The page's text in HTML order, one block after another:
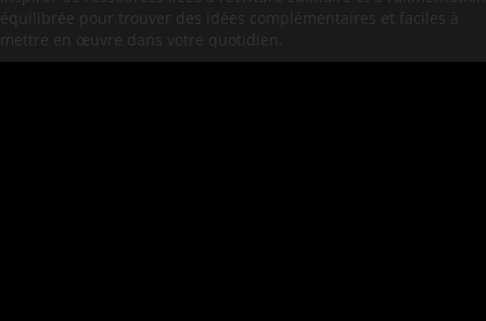
équilibrée pour trouver des idées complémentaires et faciles à
mettre en œuvre dans votre quotidien.